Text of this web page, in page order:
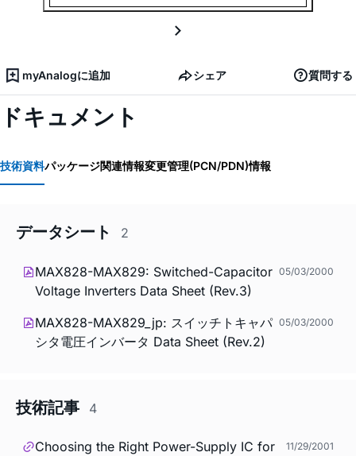
myAnalogに追加 シェア 質問する
ドキュメント
技術資料パッケージ関連情報変更管理(PCN/PDN)情報
データシート 2
MAX828-MAX829: Switched-Capacitor
Voltage Inverters Data Sheet (Rev.3)
05/03/2000
MAX828-MAX829_jp: スイッチトキャパ
シタ電圧インバータ Data Sheet (Rev.2)
05/03/2000
技術記事 4
Choosing the Right Power-Supply IC for
11/29/2001